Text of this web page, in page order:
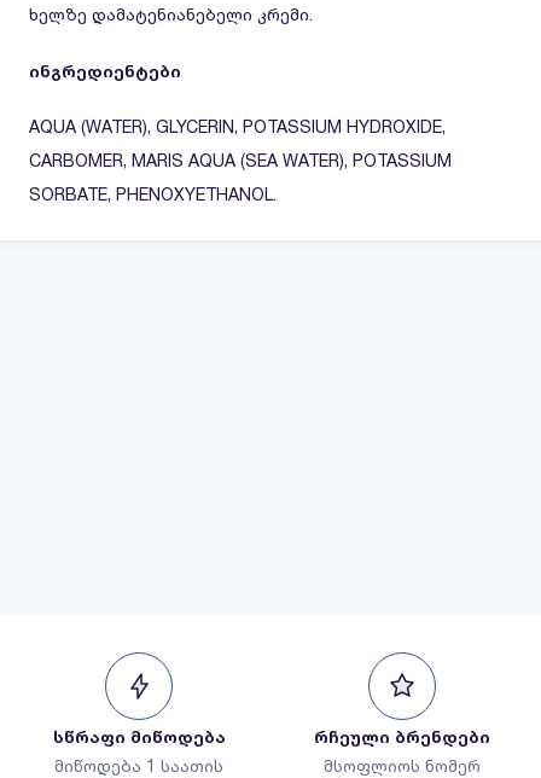
ხელზე დამატენიანებელი კრემი.
ინგრედიენტები
AQUA (WATER), GLYCERIN, POTASSIUM HYDROXIDE,
CARBOMER, MARIS AQUA (SEA WATER), POTASSIUM
SORBATE, PHENOXYETHANOL.
სწრაფი მიწოდება
მიწოდება 1 საათის
რჩეული ბრენდები
მსოფლიოს ნომერ